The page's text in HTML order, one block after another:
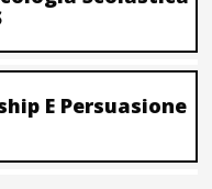
E Persuasione